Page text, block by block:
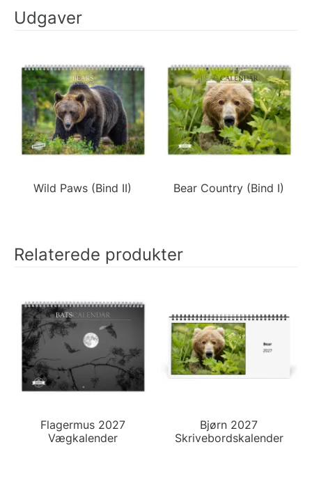
Udgaver
Wild Paws (Bind II) Bear Country (Bind I)
Relaterede produkter
Flagermus 2027
Vægkalender
Bjørn 2027
Skrivebordskalender